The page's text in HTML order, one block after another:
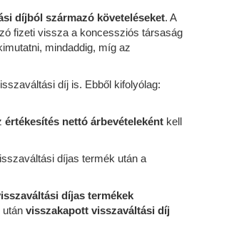
díjból származó követeléseket. A
fizeti vissza a koncessziós társaság
mindaddig, míg az
díj is. Ebből kifolyólag:
értékesítés nettó árbevételeként kell
díjas termék után a
díjas termékek
után visszakapott visszaváltási díj